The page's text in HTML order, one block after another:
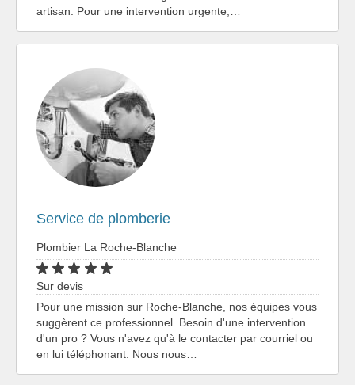
artisan. Pour une intervention urgente,…
Service de plomberie
Plombier La Roche-Blanche
Sur devis
Pour une mission sur Roche-Blanche, nos équipes vous
suggèrent ce professionnel. Besoin d'une intervention
d'un pro ? Vous n'avez qu'à le contacter par courriel ou
en lui téléphonant. Nous nous…